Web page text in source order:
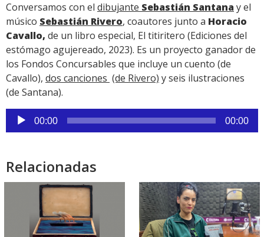
Link
Conversamos con el dibujante Sebastián Santana y el
músico Sebastián Rivero, coautores junto a Horacio
Cavallo, de un libro especial, El titiritero (Ediciones del
estómago agujereado, 2023). Es un proyecto ganador de
los Fondos Concursables que incluye un cuento (de
Cavallo), dos canciones (de Rivero) y seis ilustraciones
(de Santana).
Reproductor
de
00:00 00:00
Relacionadas